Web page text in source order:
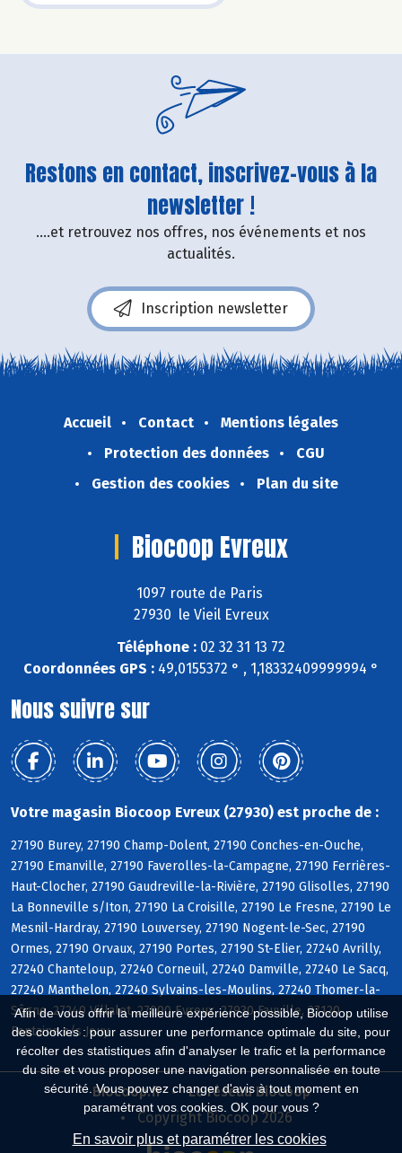
Afin de vous offrir la meilleure expérience possible, Biocoop utilise
des cookies : pour assurer une performance optimale du site, pour
récolter des statistiques afin d'analyser le trafic et la performance
du site et vous proposer une navigation personnalisée en toute
sécurité. Vous pouvez changer d'avis à tout moment en
paramétrant vos cookies. OK pour vous ?
En savoir plus et paramétrer les cookies
Restons en contact, inscrivez-vous à la
newsletter !
....et retrouvez nos offres, nos événements et nos
actualités.
Inscription newsletter
Accueil Contact
Mentions légales
Protection des données
CGU
Gestion des cookies
Plan du site
Biocoop Evreux
1097 route de Paris
27930 le Vieil Evreux
Téléphone : 02 32 31 13 72
Coordonnées GPS : 49,0155372 ° , 1,18332409999994 °
Nous suivre sur
Votre magasin Biocoop Evreux (27930) est proche de :
27190 Burey, 27190 Champ-Dolent, 27190 Conches-en-Ouche,
27190 Emanville, 27190 Faverolles-la-Campagne, 27190 Ferrières-
Haut-Clocher, 27190 Gaudreville-la-Rivière, 27190 Glisolles, 27190
La Bonneville s/Iton, 27190 La Croisille, 27190 Le Fresne, 27190 Le
Mesnil-Hardray, 27190 Louversey, 27190 Nogent-le-Sec, 27190
Ormes, 27190 Orvaux, 27190 Portes, 27190 St-Elier, 27240 Avrilly,
27240 Chanteloup, 27240 Corneuil, 27240 Damville, 27240 Le Sacq,
27240 Manthelon, 27240 Sylvains-les-Moulins, 27240 Thomer-la-
Sôgne, 27240 Villalet, 27000 Evreux, 27930 Fauville, 27120
Fontaine s/s Jouy
Biocoop.fr
Le réseau Biocoop
Copyright Biocoop 2026